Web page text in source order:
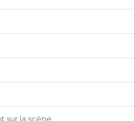
sur la scène